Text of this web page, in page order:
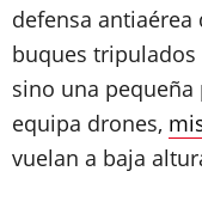
defensa
buques
sino una
equipa drones,
vuelan a baja